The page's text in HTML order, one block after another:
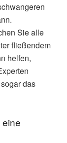
Sie alle
fließendem
helfen,
das